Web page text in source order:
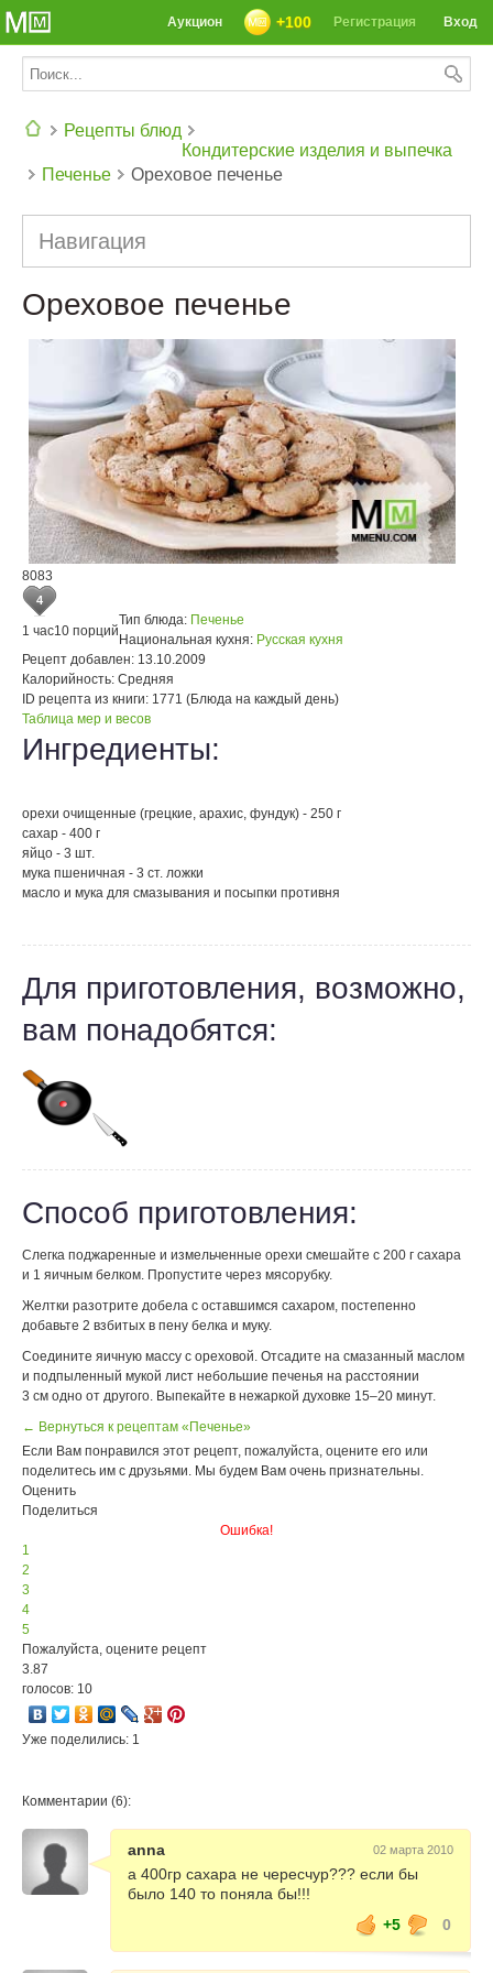
СЕГОДНЯ: 39142 РЕЦЕПТА
Вход
Регистрация
+100
Аукцион
Рецепты блюд
Кондитерские изделия и выпечка
Печенье
Ореховое печенье
Навигация
Ореховое печенье
8083
4
1 час10 порций
Тип блюда: Печенье
Национальная кухня: Русская кухня
Рецепт добавлен: 13.10.2009
Калорийность: Средняя
ID рецепта из книги: 1771 (Блюда на каждый день)
Таблица мер и весов
Ингредиенты:
орехи очищенные (грецкие, арахис, фундук) - 250 г
сахар - 400 г
яйцо - 3 шт.
мука пшеничная - 3 ст. ложки
масло и мука для смазывания и посыпки противня
Для приготовления, возможно,
вам понадобятся:
Способ приготовления:
Слегка поджаренные и измельченные орехи смешайте с 200 г сахара
и 1 яичным белком. Пропустите через мясорубку.
Желтки разотрите добела с оставшимся сахаром, постепенно
добавьте 2 взбитых в пену белка и муку.
Соедините яичную массу с ореховой. Отсадите на смазанный маслом
и подпыленный мукой лист небольшие печенья на расстоянии
3 см одно от другого. Выпекайте в нежаркой духовке 15–20 минут.
← Вернуться к рецептам «Печенье»
Если Вам понравился этот рецепт, пожалуйста, оцените его или
поделитесь им с друзьями. Мы будем Вам очень признательны.
Оценить
Поделиться
Ошибка!
1
2
3
4
5
Пожалуйста, оцените рецепт
3.87
голосов: 10
Уже поделились: 1
Комментарии (6):
anna 02 марта 2010
а 400гр сахара не чересчур??? если бы
было 140 то поняла бы!!!
+5
0